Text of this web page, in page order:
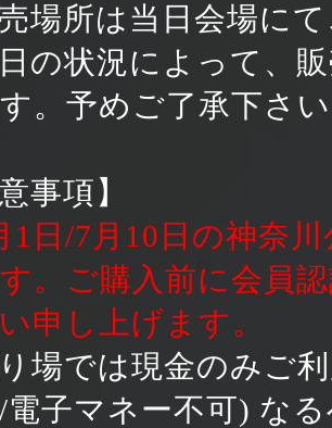
場所は当日会場に
の状況によって、
。予めご了承下さ
事項】
日/7月10日の神奈
。ご購入前に会員
申し上げます。
場では現金のみご
電子マネー不可) な